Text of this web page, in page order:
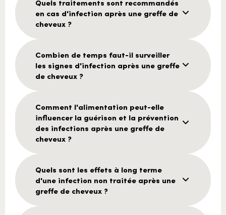
Quels traitements sont recommandés
en cas d'infection après une greffe de
cheveux ?
Combien de temps faut-il surveiller
les signes d'infection après une greffe
de cheveux ?
Comment l'alimentation peut-elle
influencer la guérison et la prévention
des infections après une greffe de
cheveux ?
Quels sont les effets à long terme
d'une infection non traitée après une
greffe de cheveux ?